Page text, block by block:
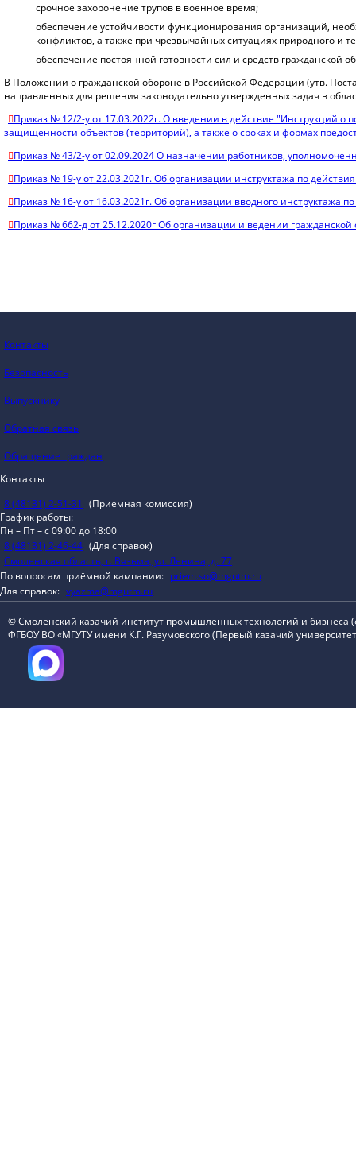
срочное захоронение трупов в военное время;
обеспечение устойчивости функционирования организаций,
конфликтов, а также при чрезвычайных ситуациях природного и
обеспечение постоянной готовности сил и средств гражданской
В Положении о гражданской обороне в Российской Федерации (утв.
направленных для решения законодательно утвержденных задач в
Приказ № 12/2-у от 17.03.2022г. О введении в действие "Инструкций о
защищенности объектов (территорий), а также о сроках и формах
Приказ № 43/2-у от 02.09.2024 О назначении работников,
Приказ № 19-у от 22.03.2021г. Об организации инструктажа по
Приказ № 16-у от 16.03.2021г. Об организации вводного инструктажа
Приказ № 662-д от 25.12.2020г Об организации и ведении
Контакты
Безопасность
Выпускнику
Обратная связь
Обращение граждан
Контакты
8 (48131) 2-51-31 (Приемная комиссия)
График работы:
Пн – Пт – с 09:00 до 18:00
8 (48131) 2-46-44 (Для справок)
Смоленская область, г. Вязьма, ул. Ленина, д. 77
По вопросам приёмной кампании: priem.so@mgutm.ru
Для справок: vyazma@mgutm.ru
© Смоленский казачий институт промышленных технологий и бизнеса
ФГБОУ ВО «МГУТУ имени К.Г. Разумовского (Первый казачий